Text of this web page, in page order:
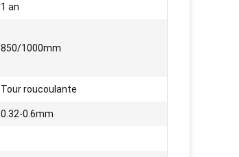
1 an
850/1000mm
Tour roucoulante
0.32-0.6mm